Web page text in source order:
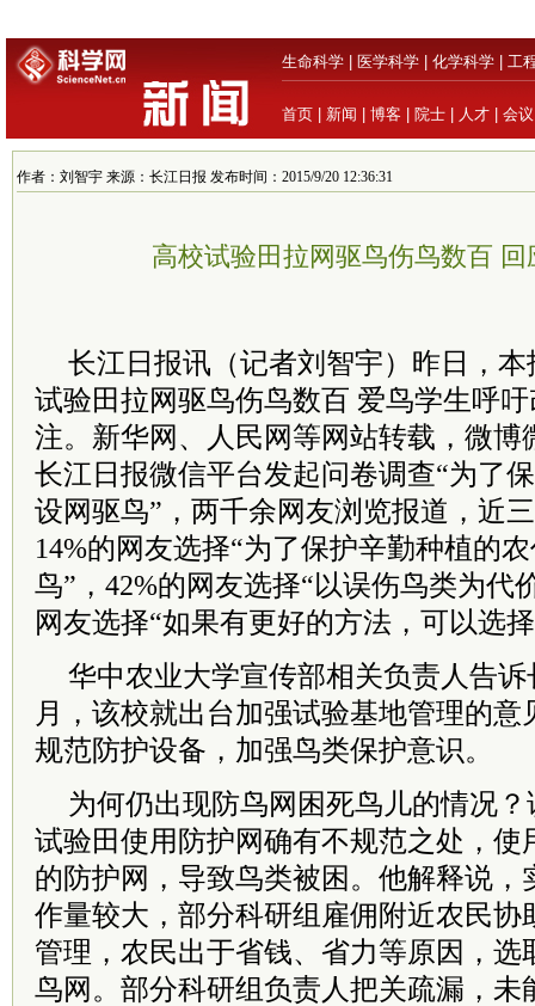
生命科学 医学科学 化学科学 工
首页 新闻 博客 院士 人才 会议
作者：刘智宇 来源：长江日报 发布时间：2015/9/20 12:36:31
高校试验田拉网驱鸟伤鸟数百
长江日报讯（记者刘智宇）昨日，
试验田拉网驱鸟伤鸟数百 爱鸟学生呼
注。新华网、人民网等网站转载，微博
长江日报微信平台发起问卷调查“为了
设网驱鸟”，两千余网友浏览报道，近
14%的网友选择“为了保护辛勤种植的
鸟”，42%的网友选择“以误伤鸟类为代
网友选择“如果有更好的方法，可以选
华中农业大学宣传部相关负责人告
月，该校就出台加强试验基地管理的
规范防护设备，加强鸟类保护意识。
为何仍出现防鸟网困死鸟儿的情况
试验田使用防护网确有不规范之处，使
的防护网，导致鸟类被困。他解释说，
作量较大，部分科研组雇佣附近农民协
管理，农民出于省钱、省力等原因，选
鸟网。部分科研组负责人把关疏漏，未